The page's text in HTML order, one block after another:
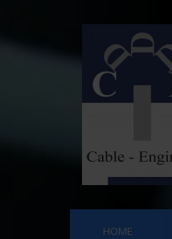
HOME